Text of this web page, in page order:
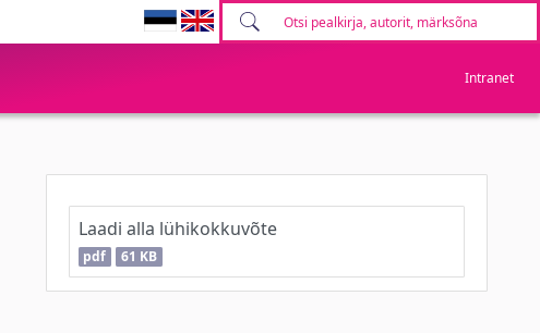
Intranet
Laadi alla lühikokkuvõte
pdf 61 KB